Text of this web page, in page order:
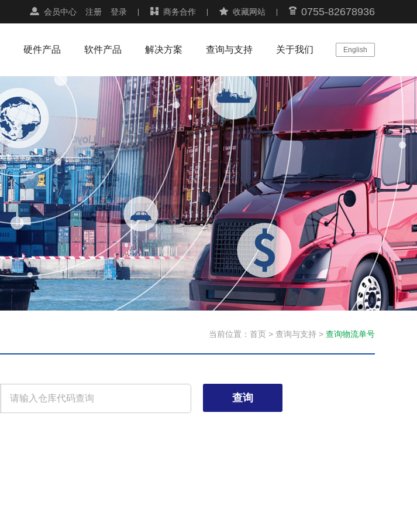
会员中心 注册 登录 商务合作 收藏网站 0755-82678936
硬件产品 软件产品 解决方案 查询与支持 关于我们 English
当前位置： 首页 > 查询与支持 > 查询物流单号
查询